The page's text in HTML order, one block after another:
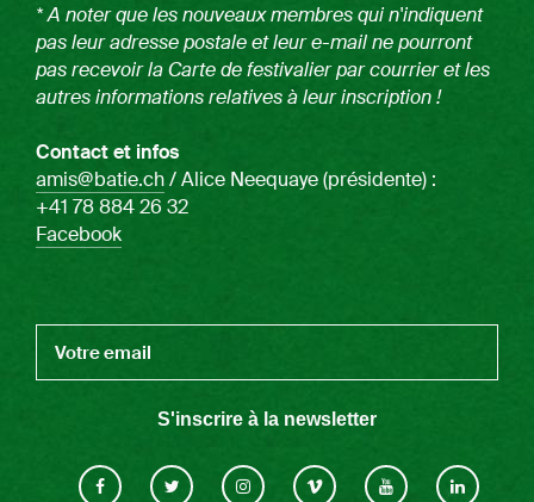
* A noter que les nouveaux membres qui n'indiquent
pas leur adresse postale et leur e-mail ne pourront
pas recevoir la Carte de festivalier par courrier et les
autres informations relatives à leur inscription !
Contact et infos
amis@batie.ch/Alice Neequaye(présidente) :
+41 78 884 26 32
Facebook
S'inscrire à la newsletter